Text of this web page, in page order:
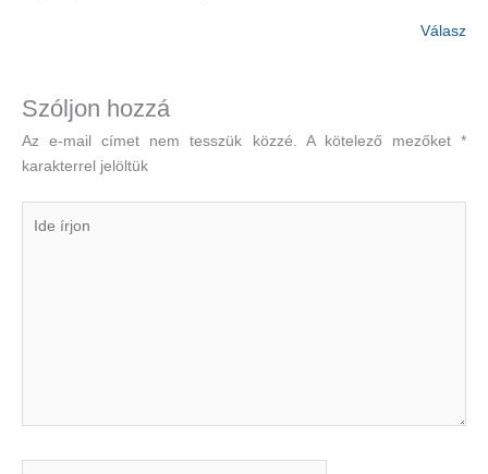
Válasz
Szóljon hozzá
Az e-mail címet nem tesszük közzé. A kötelező mezőket*
karakterrel jelöltük